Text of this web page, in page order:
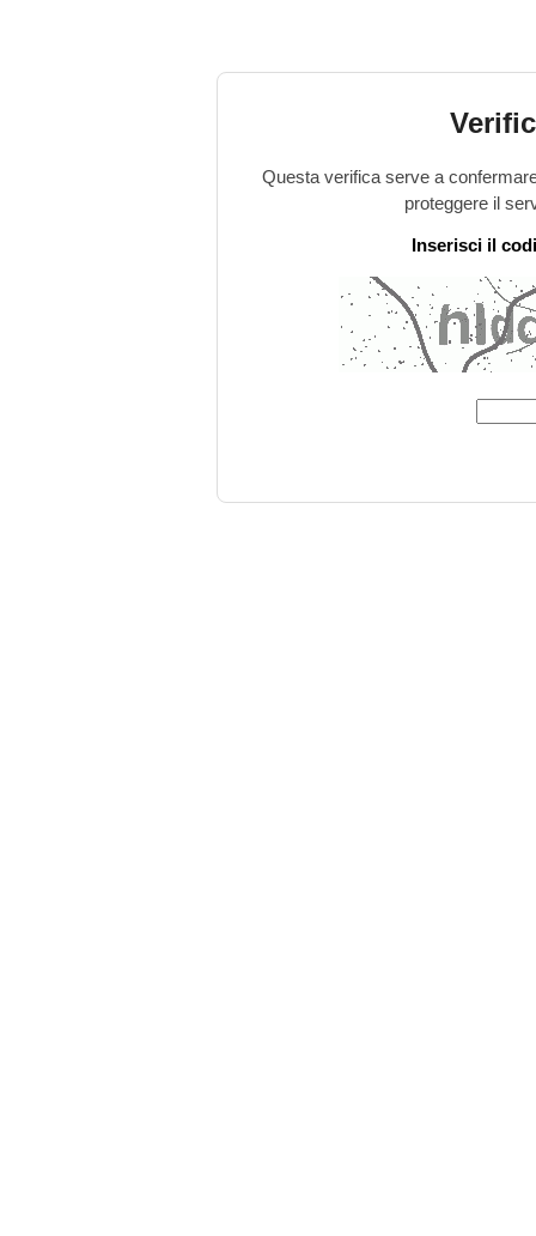
Questa verifica serve a
proteggere il
Inserisci il